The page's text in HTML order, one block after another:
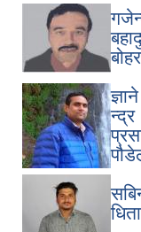
ज्ञाने
न्द्र